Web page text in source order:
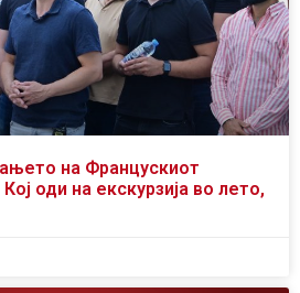
на Францускиот
оди на екскурзија во лето,